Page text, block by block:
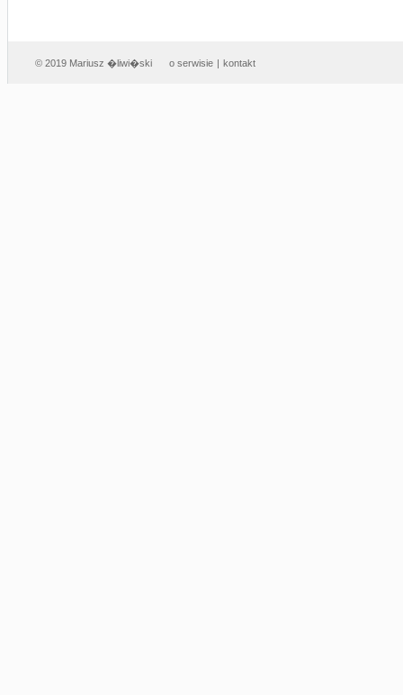
© 2019 Mariusz �liwi�ski o serwisie | kontakt